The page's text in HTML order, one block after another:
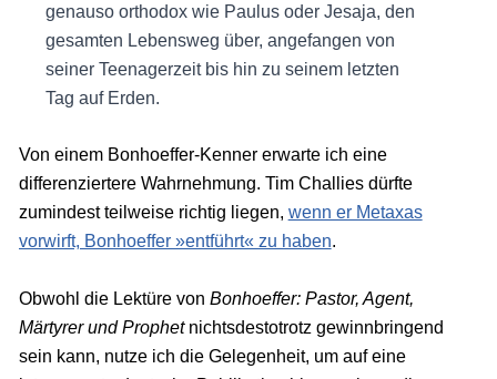
genauso orthodox wie Paulus oder Jesaja, den
gesamten Lebensweg über, angefangen von
seiner Teenagerzeit bis hin zu seinem letzten
Tag auf Erden.
Von einem Bonhoeffer-Kenner erwarte ich eine
differenziertere Wahrnehmung. Tim Challies dürfte
zumindest teilweise richtig liegen, wenn er Metaxas
vorwirft, Bonhoeffer »entführt« zu haben.
Obwohl die Lektüre von Bonhoeffer: Pastor, Agent,
Märtyrer und Prophetnichtsdestotrotz gewinnbringend
sein kann, nutze ich die Gelegenheit, um auf eine